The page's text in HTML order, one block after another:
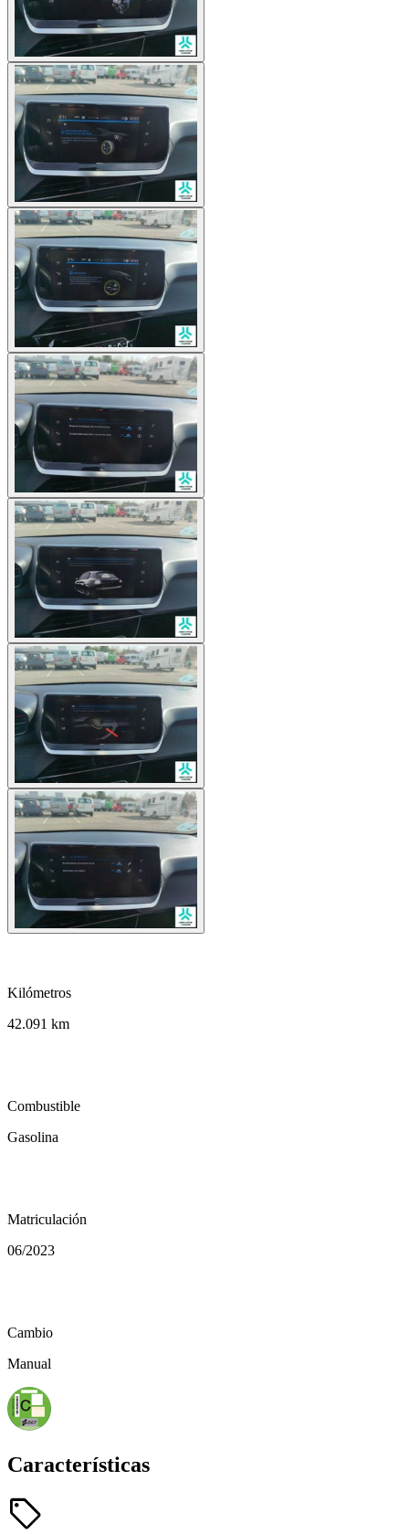
Kilómetros
42.091 km
Combustible
Gasolina
Matriculación
06/2023
Cambio
Manual
Características
sell